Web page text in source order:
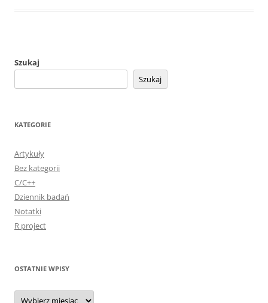
Szukaj
Szukaj
KATEGORIE
Artykuły
Bez kategorii
C/C++
Dziennik badań
Notatki
R project
OSTATNIE WPISY
Ostatnie